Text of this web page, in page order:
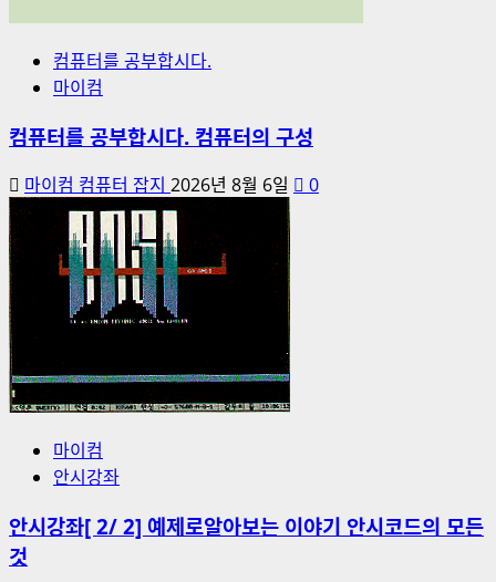
컴퓨터를 공부합시다.
마이컴
컴퓨터를 공부합시다. 컴퓨터의 구성
마이컴 컴퓨터 잡지 2026년 8월 6일 0
마이컴
안시강좌
안시강좌[ 2/ 2] 예제로알아보는 이야기 안시코드의 모든
것